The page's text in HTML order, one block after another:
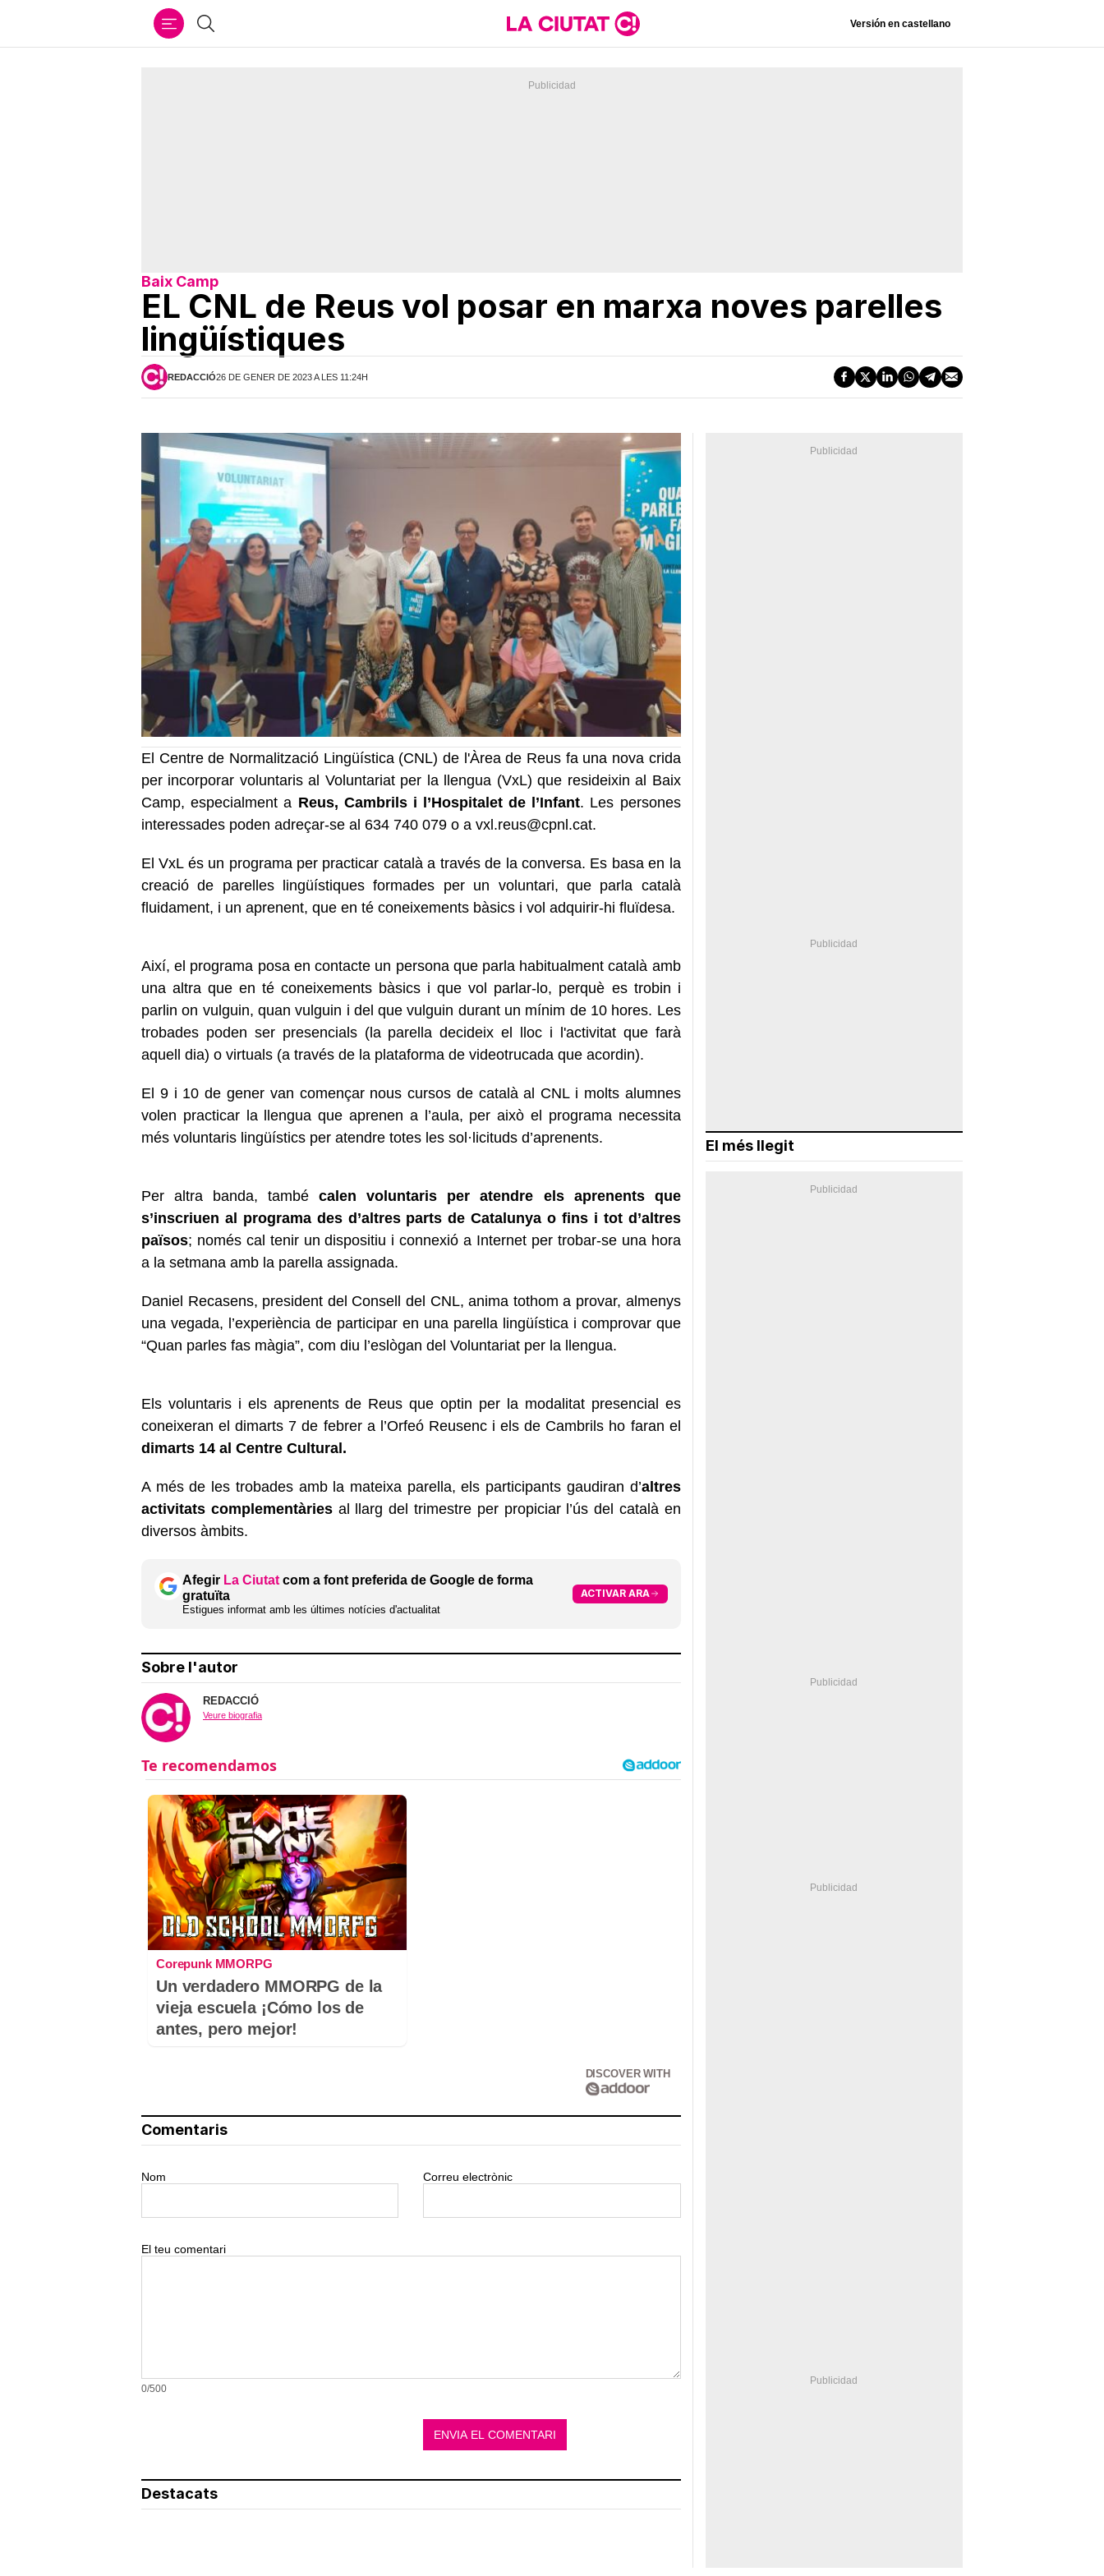
Cercar Versión en castellano
Baix Camp
EL CNL de Reus vol posar en marxa noves parelles
lingüístiques
REDACCIÓ26 DE GENER DE 2023 A LES 11:24H
El Centre de Normalització Lingüística (CNL) de l'Àrea de Reus fa una nova crida
per incorporar voluntaris al Voluntariat per la llengua (VxL) que resideixin al Baix
Camp, especialment a Reus, Cambrils i l’Hospitalet de l’Infant. Les persones
interessades poden adreçar-se al 634 740 079 o a vxl.reus@cpnl.cat.
El VxL és un programa per practicar català a través de la conversa. Es basa en la
creació de parelles lingüístiques formades per un voluntari, que parla català
fluidament, i un aprenent, que en té coneixements bàsics i vol adquirir-hi fluïdesa.
Així, el programa posa en contacte un persona que parla habitualment català amb
una altra que en té coneixements bàsics i que vol parlar-lo, perquè es trobin i
parlin on vulguin, quan vulguin i del que vulguin durant un mínim de 10 hores. Les
trobades poden ser presencials (la parella decideix el lloc i l'activitat que farà
aquell dia) o virtuals (a través de la plataforma de videotrucada que acordin).
El 9 i 10 de gener van començar nous cursos de català al CNL i molts alumnes
volen practicar la llengua que aprenen a l’aula, per això el programa necessita
més voluntaris lingüístics per atendre totes les sol·licituds d’aprenents.
Per altra banda, tambécalen voluntaris per atendre els aprenents que
s’inscriuen al programa des d’altres parts de Catalunya o fins i tot d’altres
països; només cal tenir un dispositiu i connexió a Internet per trobar-se una hora
a la setmana amb la parella assignada.
Daniel Recasens, president del Consell del CNL, anima tothom a provar, almenys
una vegada, l’experiència de participar en una parella lingüística i comprovar que
“Quan parles fas màgia”, com diu l’eslògan del Voluntariat per la llengua.
Els voluntaris i els aprenents de Reus que optin per la modalitat presencial es
coneixeran el dimarts 7 de febrer a l’Orfeó Reusenc i els de Cambrils ho faran el
dimarts 14 al Centre Cultural.
A més de les trobades amb la mateixa parella, els participants gaudiran d’altres
activitats complementàriesal llarg del trimestre per propiciar l’ús del català en
diversos àmbits.
Afegir La Ciutat com a font preferida de Google de forma
gratuïta
Estigues informat amb les últimes notícies d'actualitat
ACTIVAR ARA
Sobre l'autor
REDACCIÓ
Veure biografia
Corepunk MMORPG
Un verdadero MMORPG de la
vieja escuela ¡Cómo los de
antes, pero mejor!
DISCOVER WITH
Comentaris
Nom Correu electrònic
El teu comentari
0/500
Destacats
El més llegit